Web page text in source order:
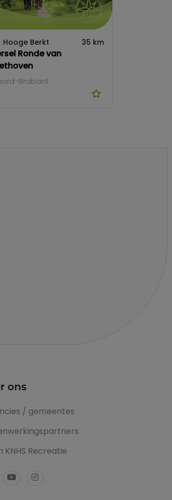
Hooge Berkt 35 km
Ronde van
Brabant
ons
/ gemeentes
KNHS Recreatie